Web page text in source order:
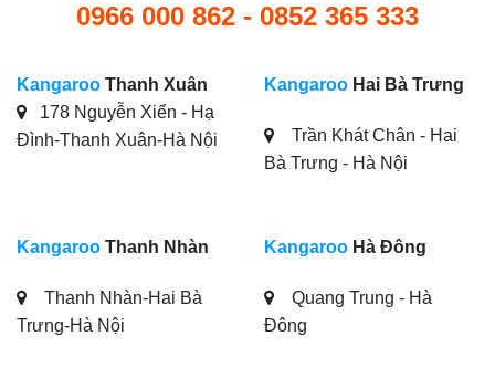
0966 000 862 - 0852 365 333
Kangaroo Thanh Xuân
178 Nguyễn Xiển - Hạ
Đình-Thanh Xuân-Hà Nội
Kangaroo Hai Bà Trưng
Trần Khát Chân - Hai
Bà Trưng - Hà Nội
Kangaroo Thanh Nhàn
Thanh Nhàn-Hai Bà
Trưng-Hà Nội
Kangaroo Hà Đông
Quang Trung - Hà
Đông